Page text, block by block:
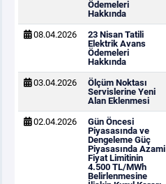
Ödemeleri
Hakkında
08.04.2026
23 Nisan Tatili
Elektrik Avans
Ödemeleri
Hakkında
03.04.2026
Ölçüm Noktası
Servislerine Yeni
Alan Eklenmesi
02.04.2026
Gün Öncesi
Piyasasında ve
Dengeleme Güç
Piyasasında Azami
Fiyat Limitinin
4.500 TL/MWh
Belirlenmesine